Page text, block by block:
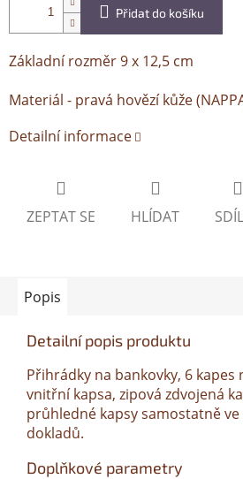
Přidat do košíku
Základní rozměr 9 x 12,5 cm
Materiál - pravá hovězí kůže
Detailní informace
ZEPTAT SE HLÍDAT
Popis
Detailní popis produktu
Přihrádky na bankovky, 6 kapes
vnitřní kapsa, zipová zdvojená
průhledné kapsy samostatně
dokladů.
Doplňkové parametry